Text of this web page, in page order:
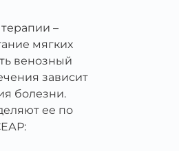
–
мягких
венозный
зависит
болезни.
ее по